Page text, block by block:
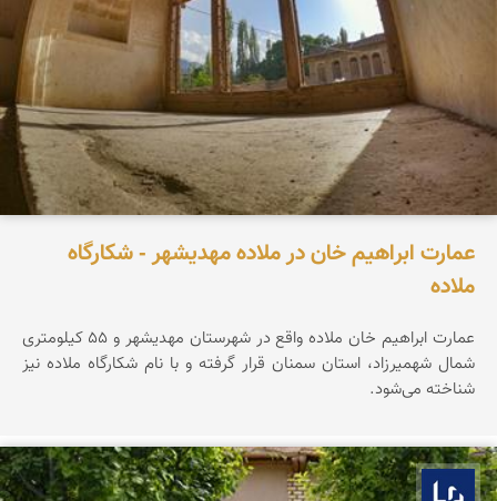
عمارت ابراهیم خان در ملاده مهدیشهر - شکارگاه
ملاده
عمارت ابراهیم خان ملاده واقع در شهرستان مهدیشهر و ۵۵ کیلومتری
شمال شهمیرزاد، استان سمنان قرار گرفته و با نام شکارگاه ملاده نیز
شناخته می‌شود.
بوم ما